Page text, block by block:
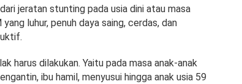
jeratan stunting pada usia dini atau masa
luhur, penuh daya saing, cerdas, dan
harus dilakukan. Yaitu pada masa anak-anak
ibu hamil, menyusui hingga anak usia 59